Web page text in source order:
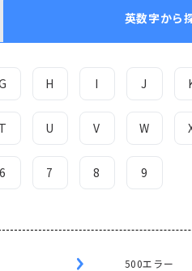
英数字から
H I J
T U V W
6 7 8 9
500エラー